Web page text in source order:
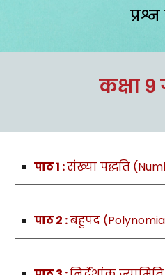
प्रश्न
कक्षा
पाठ 1 :संख्या पद्धति
पाठ 2 :बहुपद